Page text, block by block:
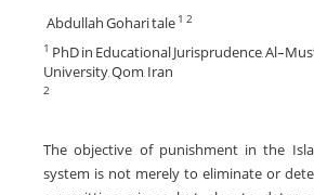
Abdullah Gohari tale1 2
1 PhD in Educational Jurisprudence, Al-
University, Qom, Iran
2
The objective of punishment in the
system is not merely to eliminate or